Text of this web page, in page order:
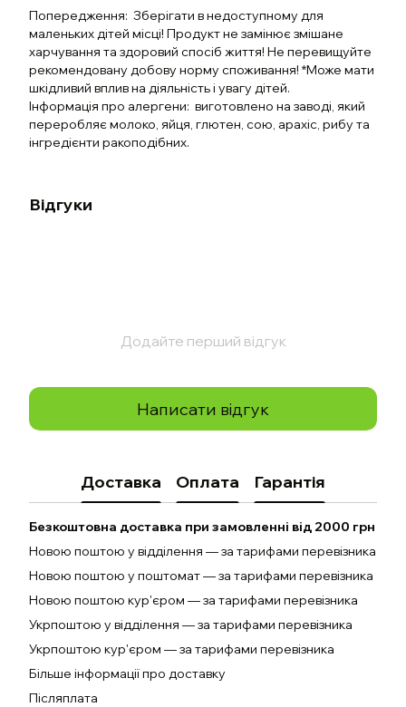
Попередження: Зберігати в недоступному для
маленьких дітей місці! Продукт не замінює змішане
харчування та здоровий спосіб життя! Не перевищуйте
рекомендовану добову норму споживання! *Може мати
шкідливий вплив на діяльність і увагу дітей.
Інформація про алергени: виготовлено на заводі, який
переробляє молоко, яйця, глютен, сою, арахіс, рибу та
інгредієнти ракоподібних.
Відгуки
Додайте перший відгук
Написати відгук
Доставка Оплата Гарантія
Безкоштовна доставка при замовленні від 2000 грн
Новою поштою у відділення — за тарифами перевізника
Новою поштою у поштомат — за тарифами перевізника
Новою поштою кур'єром — за тарифами перевізника
Укрпоштою у відділення — за тарифами перевізника
Укрпоштою кур'єром — за тарифами перевізника
Більше інформації про доставку
Післяплата